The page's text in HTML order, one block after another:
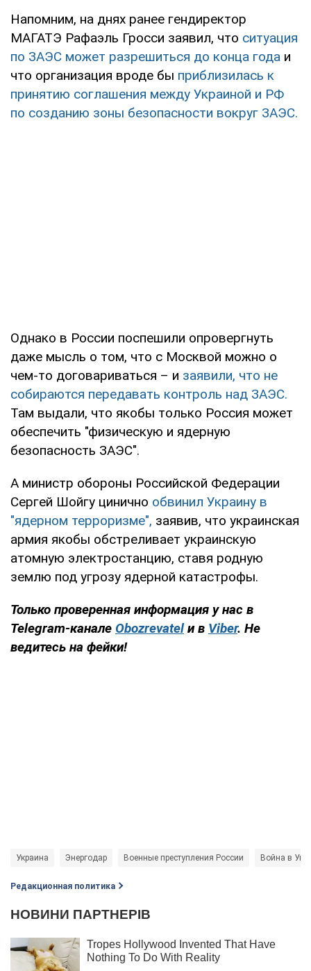
Напомним, на днях ранее гендиректор
МАГАТЭ Рафаэль Гросси заявил, что ситуация
по ЗАЭС может разрешиться до конца года и
что организация вроде бы приблизилась к
принятию соглашения между Украиной и РФ
по созданию зоны безопасности вокруг ЗАЭС.
Однако в России поспешили опровергнуть
даже мысль о том, что с Москвой можно о
чем-то договариваться – и заявили, что не
собираются передавать контроль над ЗАЭС.
Там выдали, что якобы только Россия может
обеспечить "физическую и ядерную
безопасность ЗАЭС".
А министр обороны Российской Федерации
Сергей Шойгу цинично обвинил Украину в
"ядерном терроризме", заявив, что украинская
армия якобы обстреливает украинскую
атомную электростанцию, ставя родную
землю под угрозу ядерной катастрофы.
Только проверенная информация у нас в
Telegram-канале Obozrevatel и в Viber. Не
ведитесь на фейки!
Украина Энергодар Военные преступления России Война в
Редакционная политика